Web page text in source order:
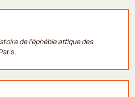
de l’éphébie attique des